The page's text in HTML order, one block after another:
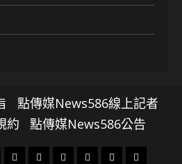
點傳媒News586線上記者
約
點傳媒News586公告
專 娛 政 國 運 生